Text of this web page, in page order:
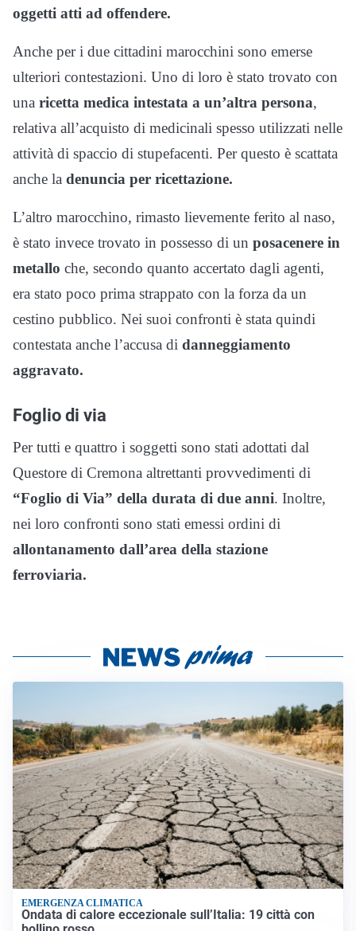
oggetti atti ad offendere.
Anche per i due cittadini marocchini sono emerse
ulteriori contestazioni. Uno di loro è stato trovato con
una ricetta medica intestata a un’altra persona,
relativa all’acquisto di medicinali spesso utilizzati nelle
attività di spaccio di stupefacenti. Per questo è scattata
anche la denuncia per ricettazione.
L’altro marocchino, rimasto lievemente ferito al naso,
è stato invece trovato in possesso di un posacenere in
metallo che, secondo quanto accertato dagli agenti,
era stato poco prima strappato con la forza da un
cestino pubblico. Nei suoi confronti è stata quindi
contestata anche l’accusa di danneggiamento
aggravato.
Foglio di via
Per tutti e quattro i soggetti sono stati adottati dal
Questore di Cremona altrettanti provvedimenti di
“Foglio di Via” della durata di due anni. Inoltre,
nei loro confronti sono stati emessi ordini di
allontanamento dall’area della stazione
ferroviaria.
EMERGENZA CLIMATICA
Ondata di calore eccezionale sull’Italia: 19 città con